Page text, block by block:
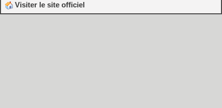
Visiter le site officiel